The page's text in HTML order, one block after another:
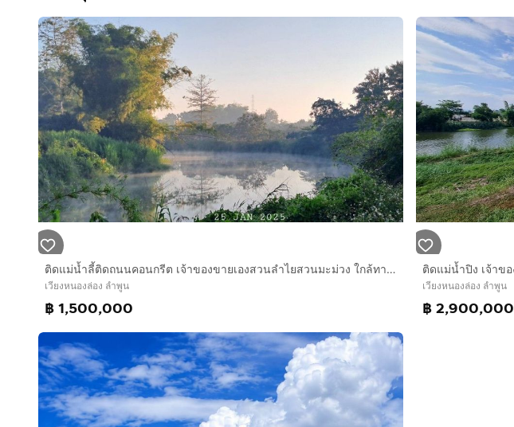
ติดแม่น้ำลี้ติดถนนคอนกรีต เจ้าของขายเองสวนลำไยสวนมะม่วง ใกล้ทางขึ้นดอยอินทนนท์
เวียงหนองล่อง ลำพูน
฿ 1,500,000
เวียงหนองล่อง ลำพูน
฿ 2,900,000